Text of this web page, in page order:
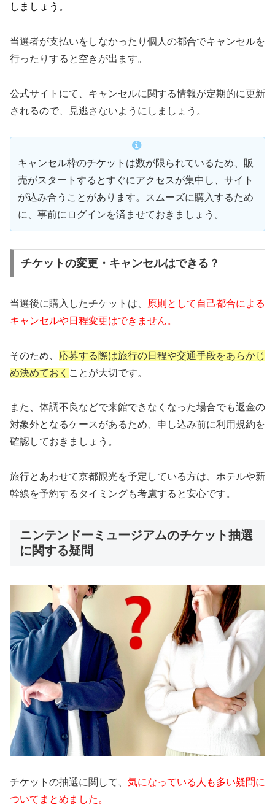
しましょう。
当選者が支払いをしなかったり個人の都合でキャンセルを
行ったりすると空きが出ます。
公式サイトにて、キャンセルに関する情報が定期的に更新
されるので、見逃さないようにしましょう。
キャンセル枠のチケットは数が限られているため、販
売がスタートするとすぐにアクセスが集中し、サイト
が込み合うことがあります。スムーズに購入するため
に、事前にログインを済ませておきましょう。
チケットの変更・キャンセルはできる？
当選後に購入したチケットは、
原則として自己都合による
キャンセルや日程変更はできません。
そのため、 応募する際は旅行の日程や交通手段をあらかじ
め決めておく ことが大切です。
また、体調不良などで来館できなくなった場合でも返金の
対象外となるケースがあるため、申し込み前に利用規約を
確認しておきましょう。
旅行とあわせて京都観光を予定している方は、ホテルや新
幹線を予約するタイミングも考慮すると安心です。
ニンテンドーミュージアムのチケット抽選
に関する疑問
チケットの抽選に関して、 気になっている人も多い疑問に
ついてまとめました。